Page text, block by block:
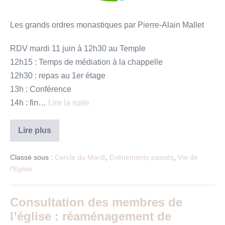
Les grands ordres monastiques par Pierre-Alain Mallet
RDV mardi 11 juin à 12h30 au Temple
12h15 : Temps de médiation à la chappelle
12h30 : repas au 1er étage
13h : Conférence
14h : fin… Lire la suite
Lire plusCercle
11
juin
Classé sous : Cercle du Mardi, Evénements passés, Vie de
l'Eglise
Consultation des membres de
l’église : réaménagement de